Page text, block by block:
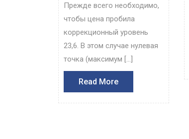
Прежде всего необходимо,
чтобы цена пробила
коррекционный уровень
23,6. В этом случае нулевая
точка (максимум […]
Read MoreRead
More